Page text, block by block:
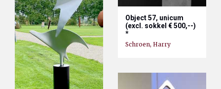
Object 57, unicum
(excl. sokkel € 500,--)
*
Schroen, Harry